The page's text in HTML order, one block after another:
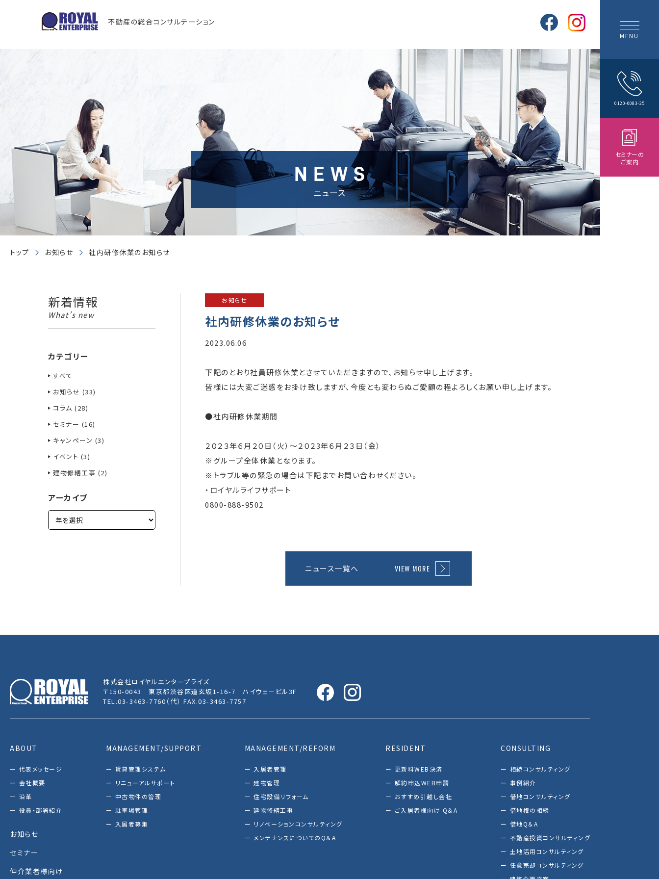
MENU
0120-0083-25
セミナーの
ご案内
不動産の総合コンサルテーション
NEWS
ニュース
トップ お知らせ 社内研修休業のお知らせ
新着情報
What’s new
カテゴリー
すべて
お知らせ (33)
コラム (28)
セミナー (16)
キャンペーン (3)
イベント (3)
建物修繕工事 (2)
アーカイブ
お知らせ
社内研修休業のお知らせ
2023.06.06
下記のとおり社員研修休業とさせていただきますので、お知らせ申し上げます。
皆様には大変ご迷惑をお掛け致しますが、今度とも変わらぬご愛顧の程よろしくお願い申し上げます。
●社内研修休業期間
２０２３年６月２０日（火）～２０２3年６月２３日（金）
※グループ全体休業となります。
※トラブル等の緊急の場合は下記までお問い合わせください。
・ロイヤルライフサポート
0800-888-9502
ニュース一覧へ VIEW MORE
株式会社ロイヤルエンタープライズ
〒150-0043 東京都渋谷区道玄坂1-16-7 ハイウェービル3F
TEL.03-3463-7760（代） FAX.03-3463-7757
ABOUT
代表メッセージ
会社概要
沿革
役員・部署紹介
お知らせ
セミナー
仲介業者様向け
MANAGEMENT/SUPPORT
賃貸管理システム
リニューアルサポート
中古物件の管理
駐車場管理
入居者募集
MANAGEMENT/REFORM
入居者管理
建物管理
住宅設備リフォーム
建物修繕工事
リノベーションコンサルティング
メンテナンスについてのQ＆A
RESIDENT
更新料WEB決済
解約申込WEB申請
おすすめ引越し会社
ご入居者様向け Q＆A
CONSULTING
相続コンサルティング
事例紹介
借地コンサルティング
借地権の相続
借地Q＆A
不動産投資コンサルティング
土地活用コンサルティング
任意売却コンサルティング